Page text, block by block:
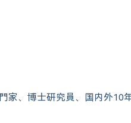
家、博士研究員、国内外10